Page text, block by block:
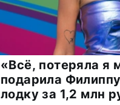
«Всё, потеряла я
подарила
лодку за 1,2 млн